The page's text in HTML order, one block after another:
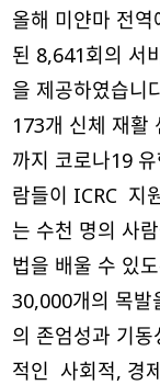
올해 미얀마 전
된 8,641회의 서
을 제공하였습니
173개 신체 재활
까지 코로나19
람들이 ICRC 지
는 수천 명의 사
법을 배울 수 있
30,000개의 목발
의 존엄성과 기
적인 사회적, 경